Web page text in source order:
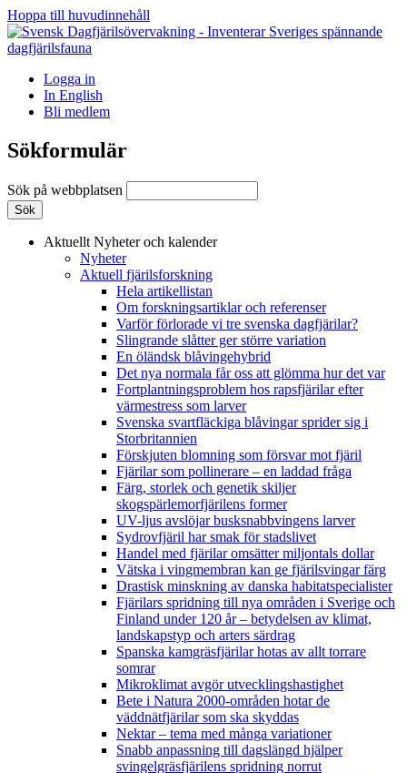
Hoppa till huvudinnehåll
Logga in
In English
Bli medlem
Sökformulär
Sök på webbplatsen
Aktuellt Nyheter och kalender
Nyheter
Aktuell fjärilsforskning
Hela artikellistan
Om forskningsartiklar och referenser
Varför förlorade vi tre svenska dagfjärilar?
Slingrande slåtter ger större variation
En öländsk blåvingehybrid
Det nya normala får oss att glömma hur det var
Fortplantningsproblem hos rapsfjärilar efter
värmestress som larver
Svenska svartfläckiga blåvingar sprider sig i
Storbritannien
Förskjuten blomning som försvar mot fjäril
Fjärilar som pollinerare – en laddad fråga
Färg, storlek och genetik skiljer
skogspärlemorfjärilens former
UV-ljus avslöjar busksnabbvingens larver
Sydrovfjäril har smak för stadslivet
Handel med fjärilar omsätter miljontals dollar
Vätska i vingmembran kan ge fjärilsvingar färg
Drastisk minskning av danska habitatspecialister
Fjärilars spridning till nya områden i Sverige och
Finland under 120 år– betydelsen av klimat,
landskapstyp och arters särdrag
Spanska kamgräsfjärilar hotas av allt torrare
somrar
Mikroklimat avgör utvecklingshastighet
Bete i Natura 2000-områden hotar de
väddnätfjärilar som ska skyddas
Nektar – tema med många variationer
Snabb anpassning till dagslängd hjälper
svingelgräsfjärilens spridning norrut